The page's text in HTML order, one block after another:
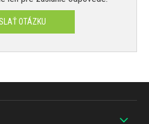
OTÁZKU